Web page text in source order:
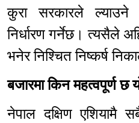
कुरा सरकारले ल्याउने
निर्धारण गर्नेछ। त्यसैले
भनेर निश्चित निष्कर्ष
बजारमा किन महत्वपूर्ण छ
नेपाल दक्षिण एशियामै